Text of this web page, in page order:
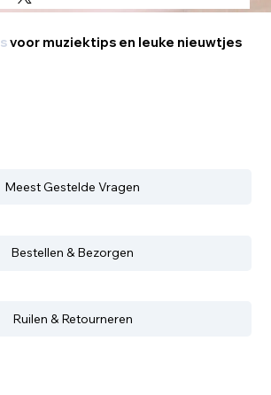
voor muziektips en leuke nieuwtjes
Meest Gestelde Vragen
Bestellen & Bezorgen
Ruilen & Retourneren